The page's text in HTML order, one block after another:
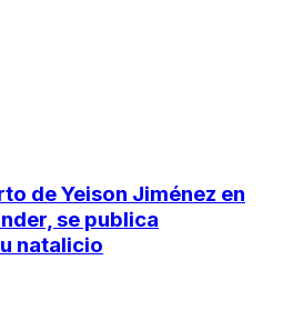
de Yeison Jiménez en
se publica
natalicio